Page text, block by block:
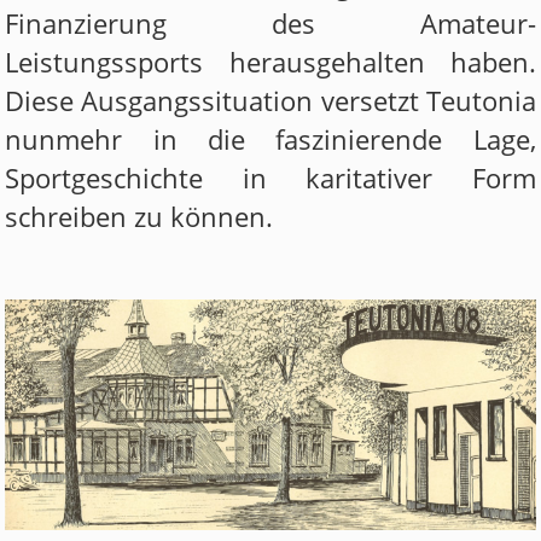
Finanzierung des Amateur-
Leistungssports herausgehalten haben.
Diese Ausgangssituation versetzt Teutonia
nunmehr in die faszinierende Lage,
Sportgeschichte in karitativer Form
schreiben zu können.